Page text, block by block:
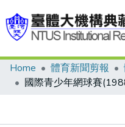
Communities & Collections
Home 體育新聞剪報